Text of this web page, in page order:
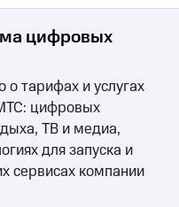
цифровых
о тарифах и услугах
цифровых
ТВ и медиа,
для запуска и
сервисах компании